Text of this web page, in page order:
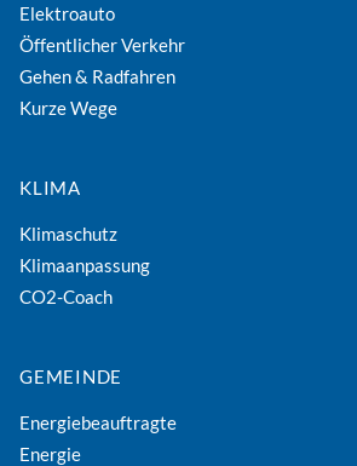
Elektroauto
Öffentlicher Verkehr
Gehen & Radfahren
Kurze Wege
KLIMA
Klimaschutz
Klimaanpassung
CO2-Coach
GEMEINDE
Energiebeauftragte
Energie